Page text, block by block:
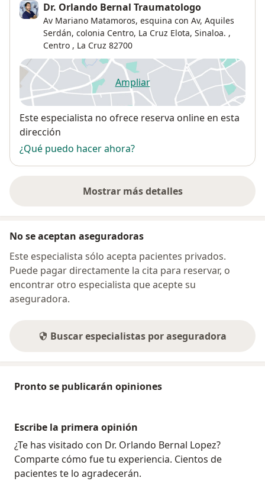
Dr. Orlando Bernal Traumatologo
Av Mariano Matamoros, esquina con Av, Aquiles
Serdán, colonia Centro, La Cruz Elota, Sinaloa. ,
Centro , La Cruz 82700
Ampliarse abre en una nueva
Disponibilidad
Este especialista no ofrece reserva online en esta
dirección
¿Qué puedo hacer ahora?
Mostrar más detalles
sobre la dirección
No se aceptan aseguradoras
Este especialista sólo acepta pacientes privados.
Puede pagar directamente la cita para reservar, o
encontrar otro especialista que acepte su
aseguradora.
Buscar especialistas por aseguradora
Pronto se publicarán opiniones
Escribe la primera opinión
¿Te has visitado con Dr. Orlando Bernal Lopez?
Comparte cómo fue tu experiencia. Cientos de
pacientes te lo agradecerán.